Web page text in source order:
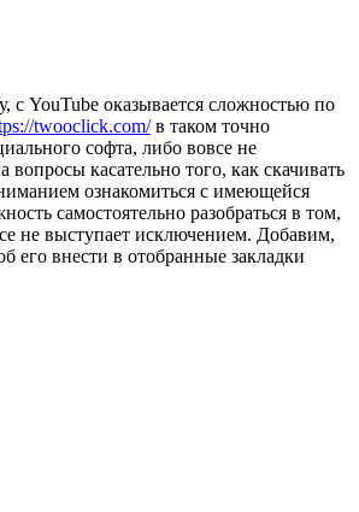
с YouTube оказывается сложностью по
twooclick.com/в таком точно
софта, либо вовсе не
касательно того, как скачивать
ознакомиться с имеющейся
самостоятельно разобраться в том,
не выступает исключением. Добавим,
его внести в отобранные закладки